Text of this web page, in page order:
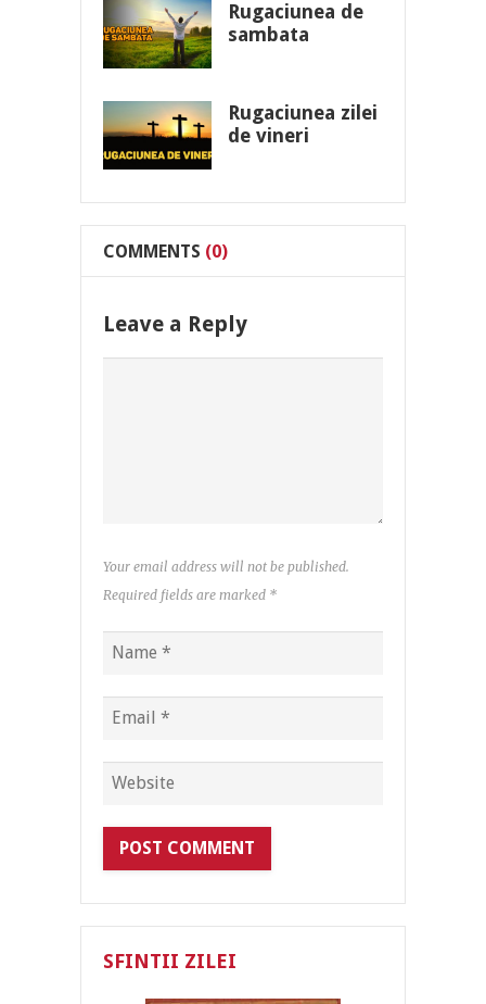
Rugaciunea de
sambata
Rugaciunea zilei
de vineri
COMMENTS (0)
Leave a Reply
Your email address will not be published.
Required fields are marked *
SFINTII ZILEI